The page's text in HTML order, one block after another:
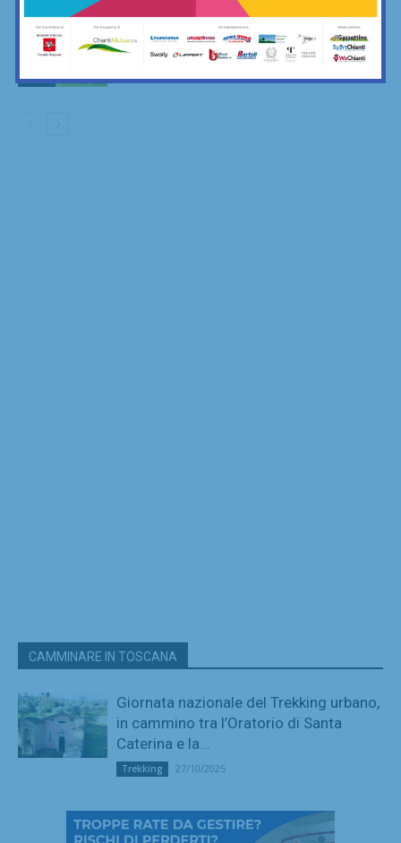
Calcio
Sette ripescaggi per la Seconda
Categoria 2026/27: fa festa anche la
Virtus Lilliano
CAMMINARE IN TOSCANA
Giornata nazionale del Trekking urbano,
in cammino tra l’Oratorio di Santa
Caterina e la...
Trekking 27/10/2025